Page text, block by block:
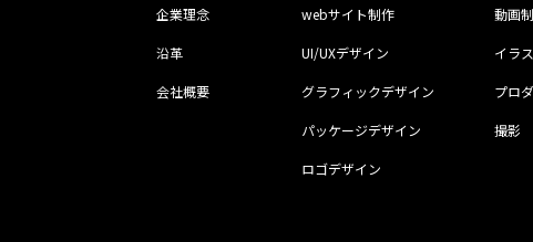
企業理念
沿革
会社概要
webサイト制作
UI/UXデザイン
グラフィックデザイン
パッケージデザイン
ロゴデザイン
動画
イラ
プロ
撮影